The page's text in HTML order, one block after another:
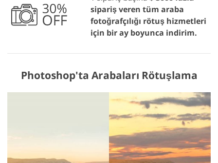
sipariş veren tüm araba
fotoğrafçılığı rötuş hizmetleri
için bir ay boyunca indirim.
Photoshop'ta Arabaları Rötuşlama